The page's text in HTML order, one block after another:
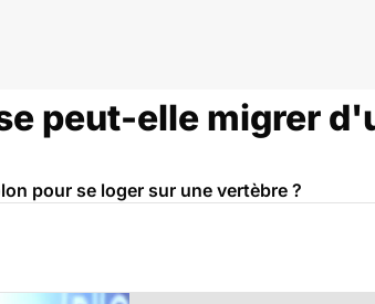
peut-elle migrer
pour se loger sur une vertèbre ?